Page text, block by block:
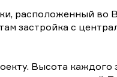
расположенный во
застройка с
Высота каждого